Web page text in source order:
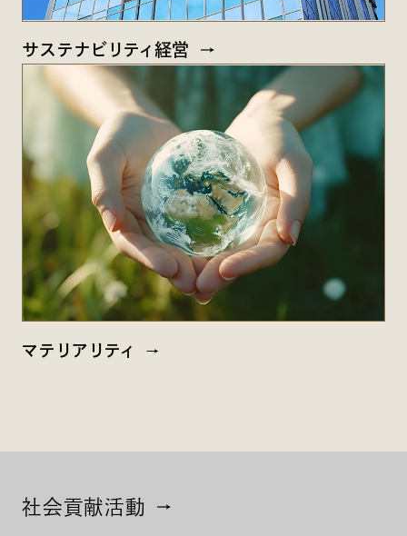
サステナビリティ経営
マテリアリティ
社会貢献活動